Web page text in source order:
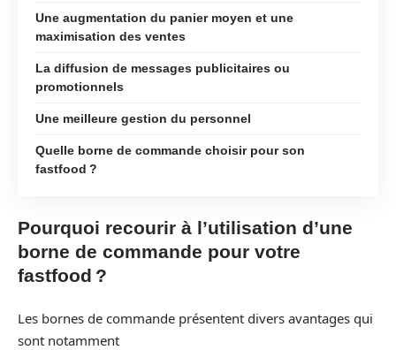
Une augmentation du panier moyen et une
maximisation des ventes
La diffusion de messages publicitaires ou
promotionnels
Une meilleure gestion du personnel
Quelle borne de commande choisir pour son
fastfood ?
Pourquoi recourir à l’utilisation d’une
borne de commande pour votre
fastfood ?
Les bornes de commande présentent divers avantages qui
sont notamment